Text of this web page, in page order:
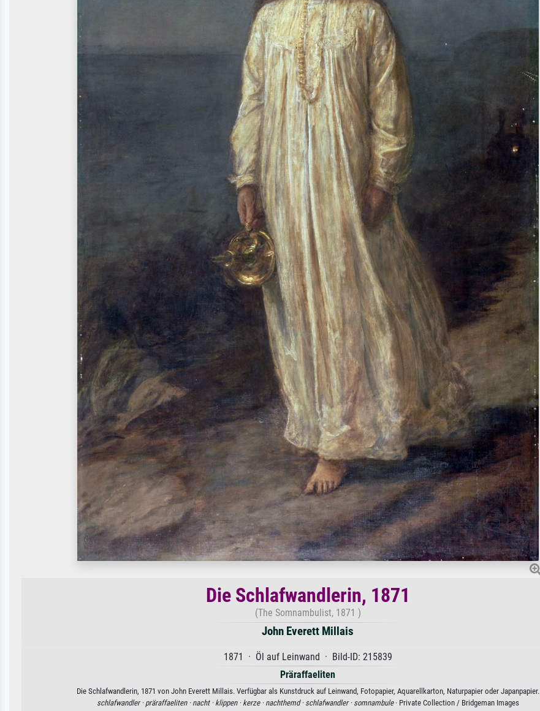
Die Schlafwandlerin, 1871
(The Somnambulist, 1871 )
John Everett Millais
1871 · Öl auf Leinwand · Bild-ID: 215839
Präraffaeliten
Die Schlafwandlerin, 1871 von John Everett Millais. Verfügbar als Kunstdruck auf Leinwand, Fotopapier, Aquarellkarton, Naturpapier oder Japanpapier.
schlafwandler · präraffaeliten · nacht · klippen · kerze · nachthemd · schlafwandler · somnambule· Private Collection / Bridgeman Images